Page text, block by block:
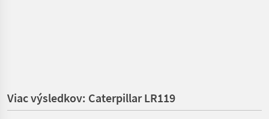
Viac výsledkov: Caterpillar LR119